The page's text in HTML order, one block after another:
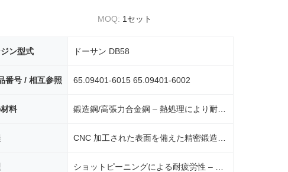
MOQ: 1セット
ン型式 ドーサン DB58
番号 / 相互参照 65.09401-6015 65.09401-6002
料